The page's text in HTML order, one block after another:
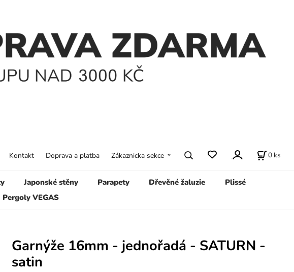
Japonské stěny Parapety Dřevěné žaluzie
Plissé
Pergoly VEGAS
Kontakt Doprava a platba Zákaznicka sekce 0 ks
Garnýže 16mm - jednořadá - SATURN -
satin